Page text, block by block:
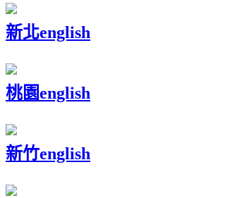
新北english
桃園english
新竹english